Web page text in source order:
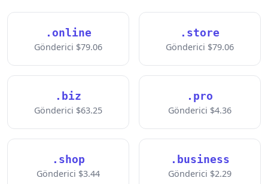
.online
Gönderici $79.06
.store
Gönderici $79.06
.biz
Gönderici $63.25
.pro
Gönderici $4.36
.shop
Gönderici $3.44
.business
Gönderici $2.29